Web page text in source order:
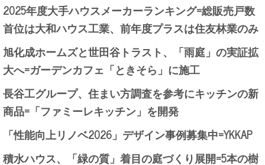
2025年度大手ハウスメーカーランキング=総販売戸数
首位は大和ハウス工業、前年度プラスは住友林業のみ
旭化成ホームズと世田谷トラスト、「雨庭」の実証拡
大へ=ガーデンカフェ「ときそら」に施工
長谷工グループ、住まい方調査を参考にキッチンの新
商品=「ファミーレキッチン」を開発
「性能向上リノベ2026」デザイン事例募集中=YKKAP
積水ハウス、「緑の質」着目の庭づくり展開=5本の樹